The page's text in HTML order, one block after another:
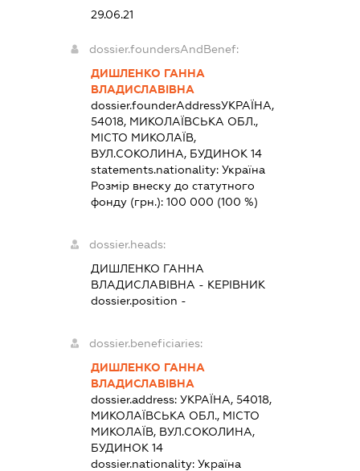
29.06.21
dossier.foundersAndBenef:
ДИШЛЕНКО ГАННА
ВЛАДИСЛАВІВНА
dossier.founderAddressУКРАЇНА,
54018, МИКОЛАЇВСЬКА ОБЛ.,
МІСТО МИКОЛАЇВ,
ВУЛ.СОКОЛИНА, БУДИНОК 14
statements.nationality: Україна
Розмір внеску до статутного
фонду (грн.): 100 000 (100 %)
dossier.heads:
ДИШЛЕНКО ГАННА
ВЛАДИСЛАВІВНА - КЕРІВНИК
dossier.position -
dossier.beneficiaries:
ДИШЛЕНКО ГАННА
ВЛАДИСЛАВІВНА
dossier.address: УКРАЇНА, 54018,
МИКОЛАЇВСЬКА ОБЛ., МІСТО
МИКОЛАЇВ, ВУЛ.СОКОЛИНА,
БУДИНОК 14
dossier.nationality: Україна